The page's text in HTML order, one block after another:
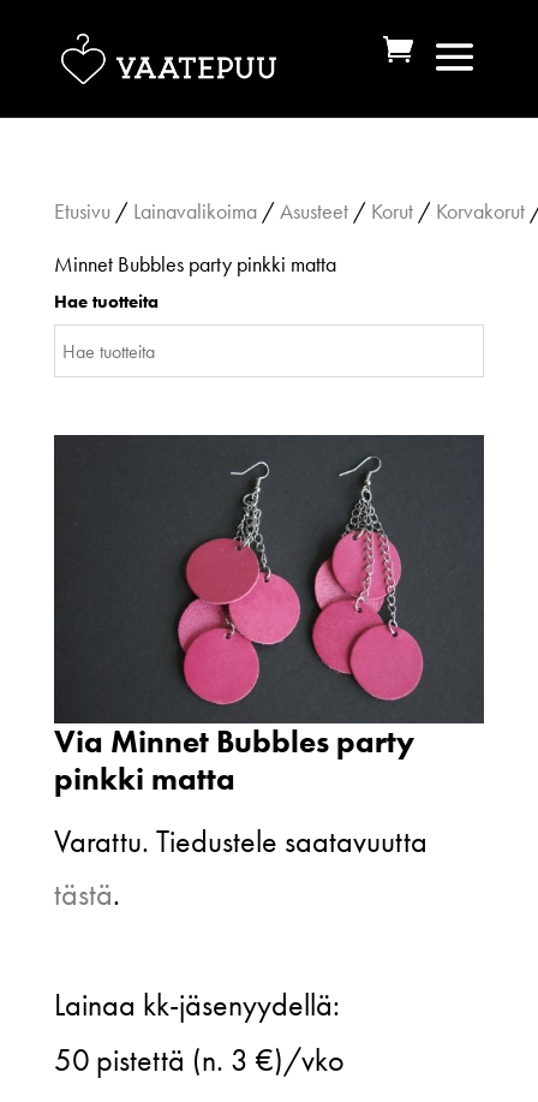
Etusivu / Lainavalikoima/Asusteet/ Korut/ Korvakorut/
Minnet Bubbles party pinkki matta
Hae tuotteita
Via Minnet Bubbles party
pinkki matta
Varattu. Tiedustele saatavuutta
tästä.
Minnet
Bubbles
Lainaa kk-jäsenyydellä:
50 pistettä (n. 3 €)/vko